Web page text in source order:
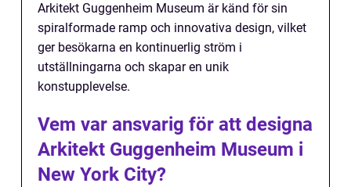
Arkitekt Guggenheim Museum är känd för sin
spiralformade ramp och innovativa design, vilket
ger besökarna en kontinuerlig ström i
utställningarna och skapar en unik
konstupplevelse.
Vem var ansvarig för att designa
Arkitekt Guggenheim Museum i
New York City?